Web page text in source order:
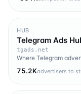
HUB
Telegram Ads
tgads.net
Where Telegram
75.2Kadvertisers to